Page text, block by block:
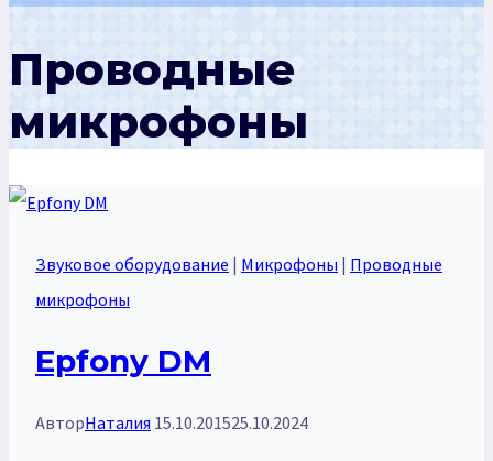
Проводные
микрофоны
Звуковое оборудование | Микрофоны | Проводные
микрофоны
Epfony DM
АвторНаталия 15.10.201525.10.2024